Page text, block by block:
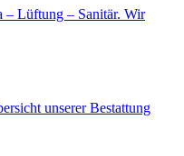
Lüftung – Sanitär. Wir
unserer Bestattung